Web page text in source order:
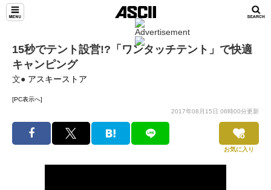
15秒でテント設営!?「ワンタッチテント」で快適
キャンピング
文● アスキーストア
[PC表示へ]
2017年08月15日 06時00分更新
お気に入り